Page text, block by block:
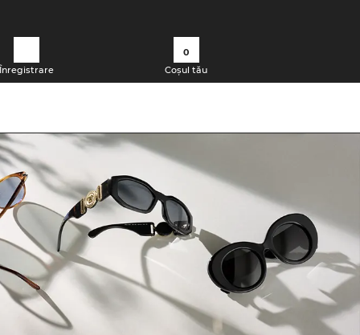
Înregistrare
0
Coșul tău